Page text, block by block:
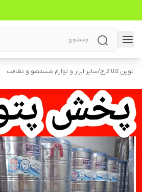
نوین کالا کرج/سایر ابزار و لوازم شستشو و نظافت